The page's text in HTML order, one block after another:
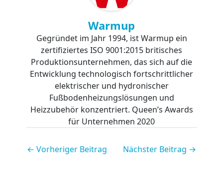
Warmup
Gegründet im Jahr 1994, ist Warmup ein
zertifiziertes ISO 9001:2015 britisches
Produktionsunternehmen, das sich auf die
Entwicklung technologisch fortschrittlicher
elektrischer und hydronischer
Fußbodenheizungslösungen und
Heizzubehör konzentriert. Queen’s Awards
für Unternehmen 2020
← Vorheriger Beitrag Nächster Beitrag →